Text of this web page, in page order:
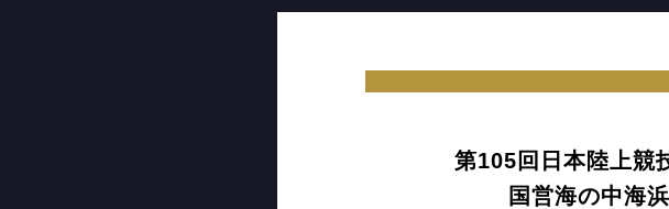
第105回日本陸上競
国営海の中海